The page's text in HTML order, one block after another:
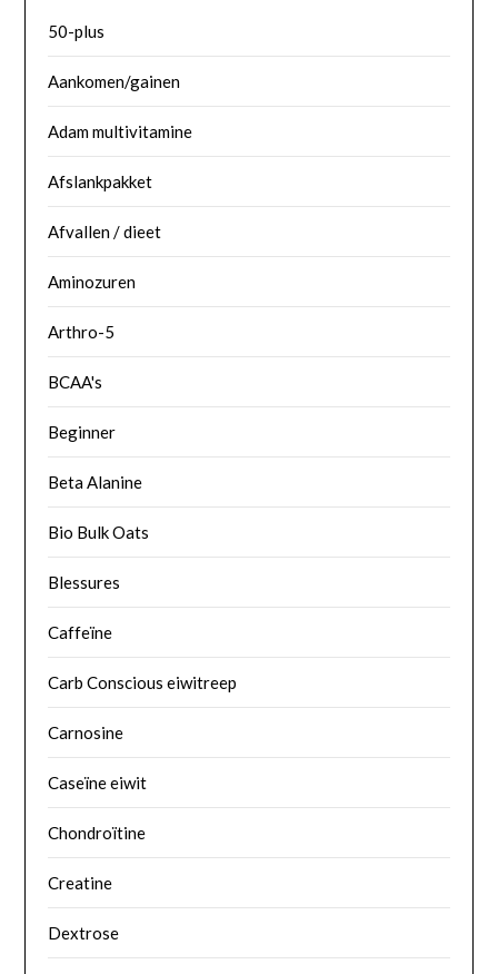
50-plus
Aankomen/gainen
Adam multivitamine
Afslankpakket
Afvallen / dieet
Aminozuren
Arthro-5
BCAA's
Beginner
Beta Alanine
Bio Bulk Oats
Blessures
Caffeïne
Carb Conscious eiwitreep
Carnosine
Caseïne eiwit
Chondroïtine
Creatine
Dextrose